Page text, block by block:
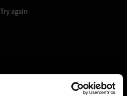
Try again